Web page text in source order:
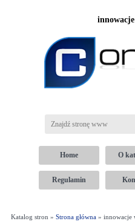
Home O
Regulamin
Katalog stron » Strona główna» innowacje